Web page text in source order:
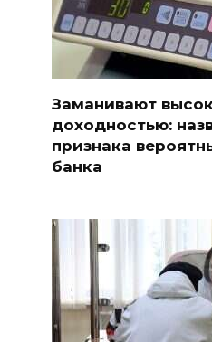
Заманивают
доходностью:
признака
банка